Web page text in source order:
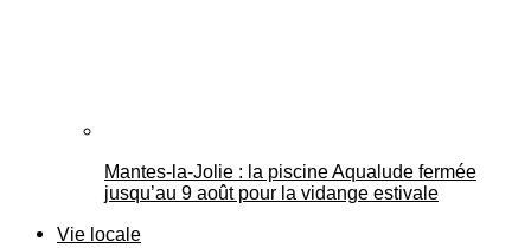
Mantes-la-Jolie : la piscine Aqualude fermée
jusqu’au 9 août pour la vidange estivale
Vie locale